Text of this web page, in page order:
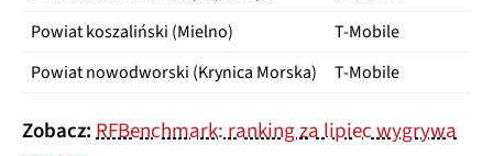
Powiat koszaliński (Mielno)
T-Mobile
Powiat nowodworski (Krynica Morska)
T-Mobile
Zobacz: RFBenchmark: ranking za lipiec wygrywa